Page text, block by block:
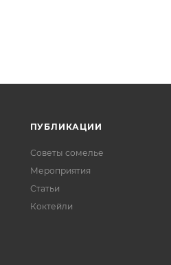
ПУБЛИКАЦИИ
Советы сомелье
Мероприятия
Статьи
Коктейли